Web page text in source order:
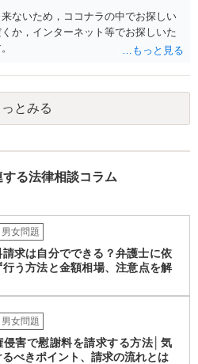
ないため，ココナラの中でお探しい
か，インターネット等でお探しいた
っとみる
る法律相談コラム
女問題
請求は自分でできる？弁護士に依
行う方法と金額相場、注意点を解
女問題
侵害で慰謝料を請求する方法│気
るべきポイント、請求の流れとは